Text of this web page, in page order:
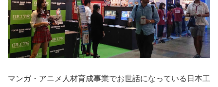
マンガ・アニメ人材育成事業でお世話になっている日本工